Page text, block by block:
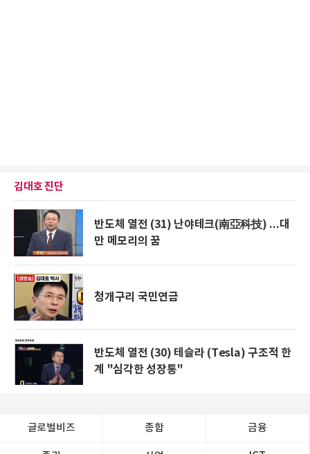
김대호 진단
반도체 열전 (31) 난야테크(南亞科技) ...대
만 메모리의 꿈
청개구리 국민연금
반도체 열전 (30) 테슬라 (Tesla) 구조적 한
계 "심각한 성장통"
글로벌비즈 종합 금융